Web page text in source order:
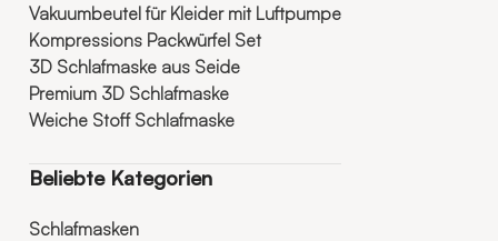
Vakuumbeutel für Kleider mit Luftpumpe
Kompressions Packwürfel Set
3D Schlafmaske aus Seide
Premium 3D Schlafmaske
Weiche Stoff Schlafmaske
Beliebte Kategorien
Schlafmasken